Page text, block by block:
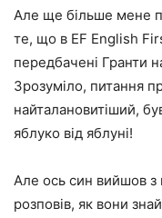
Але ще більше мене
те, що в EF English
передбачені Гранти
Зрозуміло, питання
найталановитіший,
яблуко від яблуні!
Але ось син вийшов з
розповів, як вони